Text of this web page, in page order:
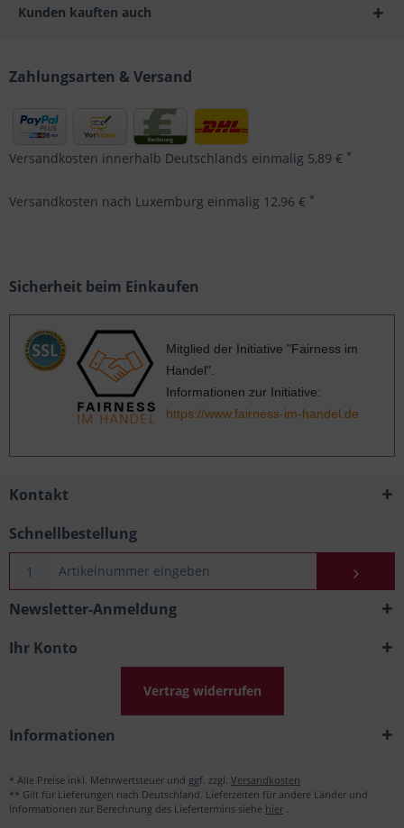
Kunden kauften auch
Zahlungsarten & Versand
Versandkosten innerhalb Deutschlands einmalig 5,89 € *
Versandkosten nach Luxemburg einmalig 12,96 € *
Sicherheit beim Einkaufen
Mitglied der Initiative "Fairness im
Handel".
Informationen zur Initiative:
https://www.fairness-im-handel.de
Kontakt
Schnellbestellung
Newsletter-Anmeldung
Ihr Konto
Vertrag widerrufen
Informationen
* Alle Preise inkl. Mehrwertsteuer und ggf. zzgl. Versandkosten
** Gilt für Lieferungen nach Deutschland. Lieferzeiten für andere Länder und
Informationen zur Berechnung des Liefertermins siehe hier